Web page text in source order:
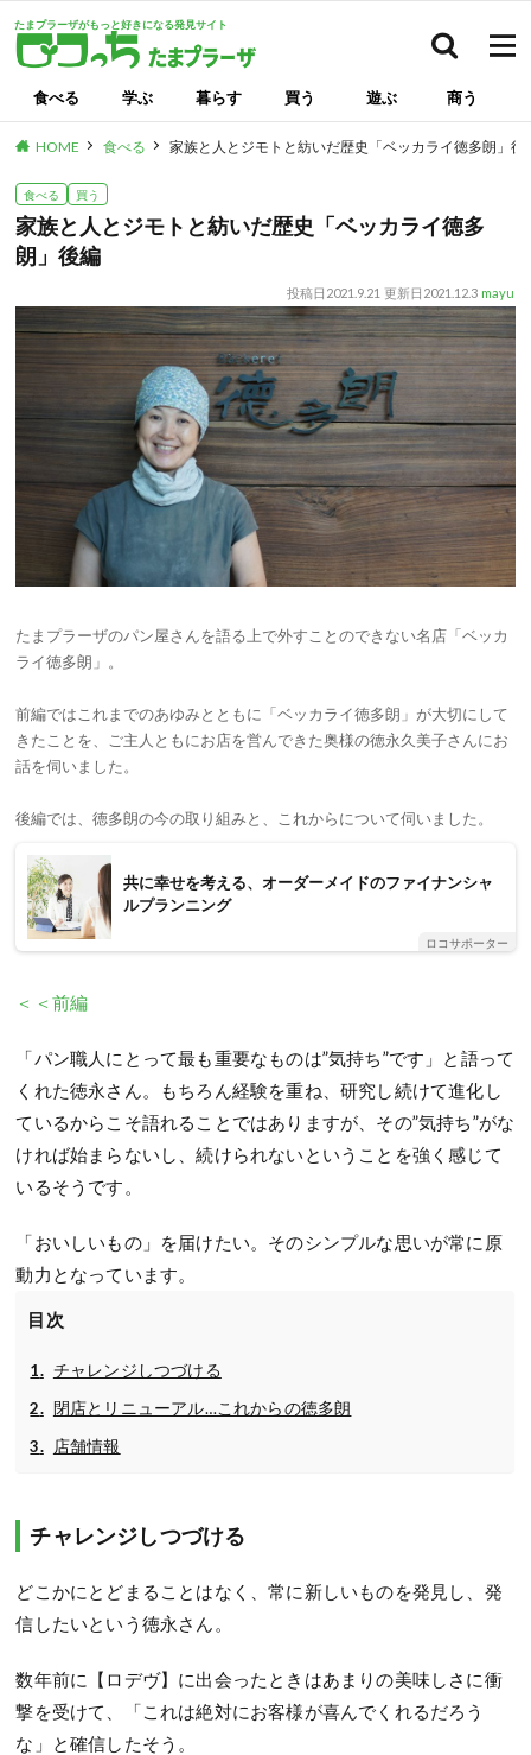
たまプラーザがもっと好きになる発見サイト
食べる 学ぶ 暮らす 買う 遊ぶ 商う
HOME 食べる 家族と人とジモトと紡いだ歴史「ベッカライ徳多朗」後
食べる 買う
家族と人とジモトと紡いだ歴史「ベッカライ徳多
朗」後編
投稿日 2021.9.21 更新日 2021.12.3 mayu
たまプラーザのパン屋さんを語る上で外すことのできない名店「ベッカ
ライ徳多朗」。
前編ではこれまでのあゆみとともに「ベッカライ徳多朗」が大切にして
きたことを、ご主人ともにお店を営んできた奥様の徳永久美子さんにお
話を伺いました。
後編では、徳多朗の今の取り組みと、これからについて伺いました。
共に幸せを考える、オーダーメイドのファイナンシャ
ルプランニング
ロコサポーター
＜＜前編
「パン職人にとって最も重要なものは”気持ち”です」と語って
くれた徳永さん。もちろん経験を重ね、研究し続けて進化し
ているからこそ語れることではありますが、その”気持ち”がな
ければ始まらないし、続けられないということを強く感じて
いるそうです。
「おいしいもの」を届けたい。そのシンプルな思いが常に原
動力となっています。
目次
チャレンジしつづける
閉店とリニューアル…これからの徳多朗
店舗情報
チャレンジしつづける
どこかにとどまることはなく、常に新しいものを発見し、発
信したいという徳永さん。
数年前に【ロデヴ】に出会ったときはあまりの美味しさに衝
撃を受けて、「これは絶対にお客様が喜んでくれるだろう
な」と確信したそう。